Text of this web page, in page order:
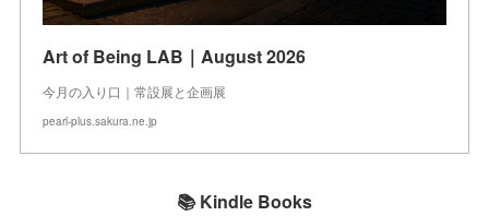
Art of Being LAB｜August 2026
今月の入り口｜常設展と企画展
pearl-plus.sakura.ne.jp
📚 Kindle Books